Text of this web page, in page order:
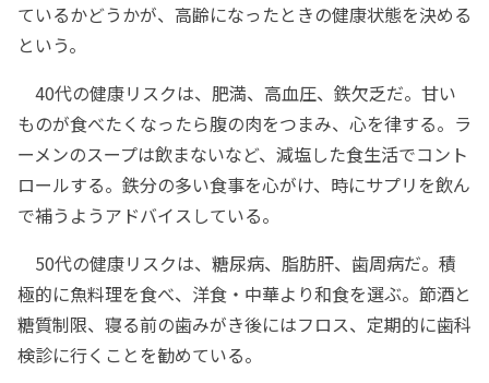
ているかどうかが、高齢になったときの健康状態を決める
という。
40代の健康リスクは、肥満、高血圧、鉄欠乏だ。甘い
ものが食べたくなったら腹の肉をつまみ、心を律する。ラ
ーメンのスープは飲まないなど、減塩した食生活でコント
ロールする。鉄分の多い食事を心がけ、時にサプリを飲ん
で補うようアドバイスしている。
50代の健康リスクは、糖尿病、脂肪肝、歯周病だ。積
極的に魚料理を食べ、洋食・中華より和食を選ぶ。節酒と
糖質制限、寝る前の歯みがき後にはフロス、定期的に歯科
検診に行くことを勧めている。